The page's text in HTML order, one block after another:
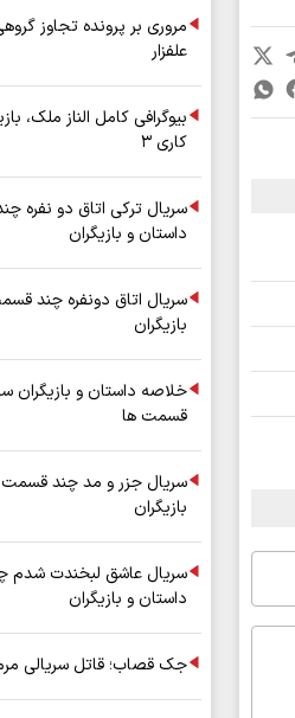
مروری بر پرونده تجاوز
علفزار
بیوگرافی کامل الناز ملک،
کاری ۳
سریال ترکی اتاق دو
داستان و بازیگران
سریال اتاق دونفره چند
بازیگران
خلاصه داستان و
قسمت ها
سریال جزر و مد چند
بازیگران
سریال عاشق لبخندت
داستان و بازیگران
جک قصاب؛ قاتل سریالی